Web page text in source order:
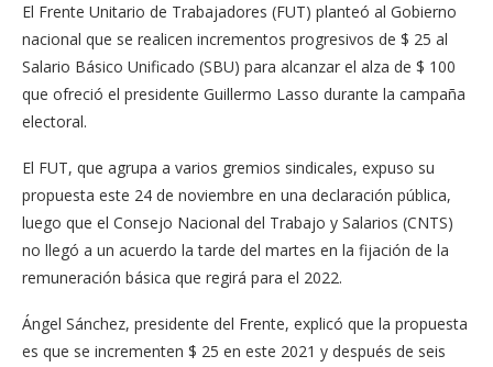
El Frente Unitario de Trabajadores (FUT) planteó al Gobierno
nacional que se realicen incrementos progresivos de $ 25 al
Salario Básico Unificado (SBU) para alcanzar el alza de $ 100
que ofreció el presidente Guillermo Lasso durante la campaña
electoral.
El FUT, que agrupa a varios gremios sindicales, expuso su
propuesta este 24 de noviembre en una declaración pública,
luego que el Consejo Nacional del Trabajo y Salarios (CNTS)
no llegó a un acuerdo la tarde del martes en la fijación de la
remuneración básica que regirá para el 2022.
Ángel Sánchez, presidente del Frente, explicó que la propuesta
es que se incrementen $ 25 en este 2021 y después de seis